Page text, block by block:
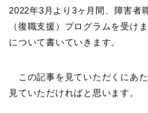
2022年3月より3ヶ月間、障害者
（復職支援）プログラムを受け
について書いていきます。
この記事を見ていただくにあ
見ていただければと思います。